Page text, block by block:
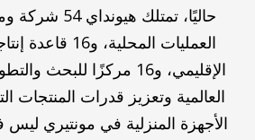
حاليًا، تمتلك
العمليات المحلية،
الإقليمي، و16 مركزًا
العالمية وتعزيز قدرات المنتجات
الأجهزة المنزلية في مونتيري